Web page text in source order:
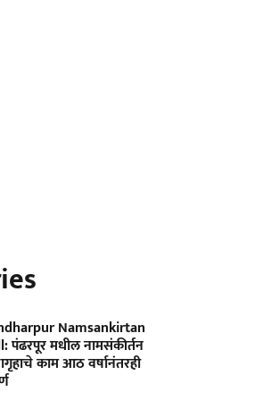
Namsankirtan
पंढरपूर मधील नामसंकीर्तन
काम आठ वर्षानंतरही